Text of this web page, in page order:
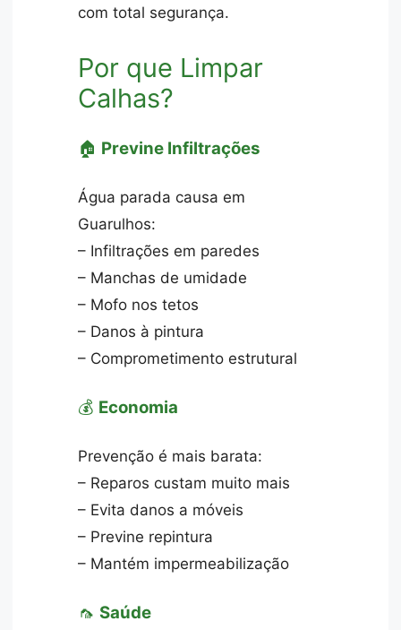
com total segurança.
Por que Limpar
Calhas?
🏠 Previne Infiltrações
Água parada causa em
Guarulhos:
– Infiltrações em paredes
– Manchas de umidade
– Mofo nos tetos
– Danos à pintura
– Comprometimento estrutural
💰 Economia
Prevenção é mais barata:
– Reparos custam muito mais
– Evita danos a móveis
– Previne repintura
– Mantém impermeabilização
🦟 Saúde